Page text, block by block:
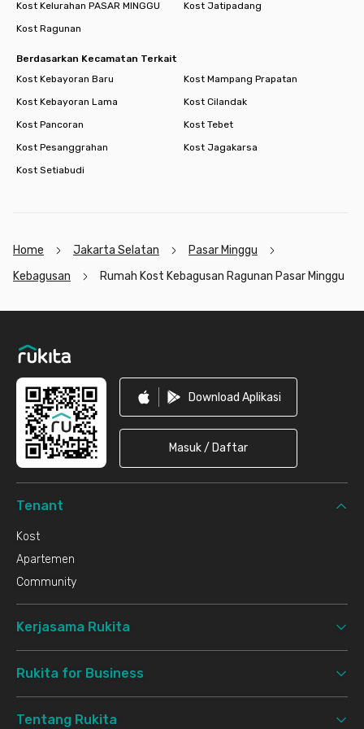
Kost Kelurahan PASAR MINGGU
Kost Jatipadang
Kost Ragunan
Berdasarkan Kecamatan Terkait
Kost Kebayoran Baru
Kost Mampang Prapatan
Kost Kebayoran Lama
Kost Cilandak
Kost Pancoran
Kost Tebet
Kost Pesanggrahan
Kost Jagakarsa
Kost Setiabudi
Home Jakarta Selatan
Pasar Minggu
Kebagusan
Rumah Kost Kebagusan Ragunan Pasar Minggu
Download Aplikasi
Masuk / Daftar
Tenant
Kost
Apartemen
Community
Kerjasama Rukita
Rukita for Business
Tentang Rukita